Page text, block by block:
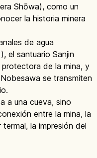
Shōwa), como un
la historia minera
de agua
el santuario Sanjin
de la mina, y
se transmiten
a una cueva, sino
entre la mina, la
la impresión del